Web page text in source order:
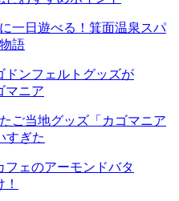
一日遊べる！箕面温泉スパ
語
ご当地グッズ「カゴマニア
すぎた